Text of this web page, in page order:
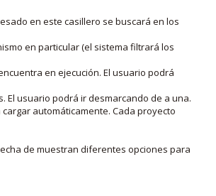
en este casillero se buscará en los
en particular (el sistema filtrará los
en ejecución. El usuario podrá
El usuario podrá ir desmarcando de a una.
automáticamente. Cada proyecto
de muestran diferentes opciones para